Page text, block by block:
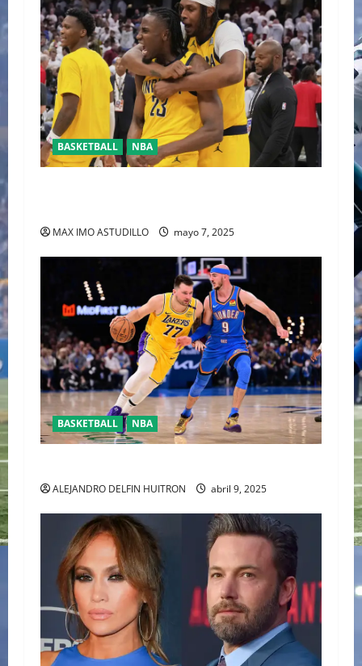
BASKETBALL NBA
MAX IMO ASTUDILLO mayo 7, 2025
BASKETBALL NBA
ALEJANDRO DELFIN HUITRON abril 9, 2025